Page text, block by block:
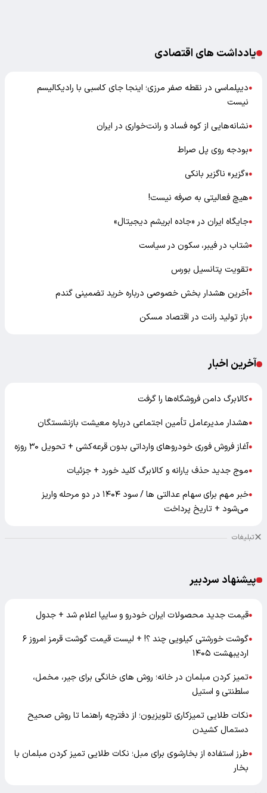
یادداشت های اقتصادی
●دیپلماسی در نقطه صفر مرزی؛ اینجا جای کاسبی با رادیکالیسم
نیست
●نشانه‌هایی از کوه فساد و رانت‌خواری در ایران
●بودجه روی پل صراط
●«گزیر» ناگزیر بانکی
●هیچ فعالیتی به صرفه نیست!
●جایگاه ایران در «جاده ابریشم دیجیتال»
●شتاب در فیبر، سکون در سیاست
●تقویت پتانسیل بورس
●آخرین هشدار بخش خصوصی درباره خرید تضمینی گندم
●باز تولید رانت در اقتصاد مسکن
آخرین اخبار
●کالابرگ دامن فروشگاه‌ها را گرفت
●هشدار مدیرعامل تأمین اجتماعی درباره معیشت بازنشستگان
●آغاز فروش فوری خودروهای وارداتی بدون قرعه‌کشی + تحویل ۳۰ روزه
●موج جدید حذف یارانه و کالابرگ کلید خورد + جزئیات
●
خبر مهم برای سهام عدالتی ها / سود ۱۴۰۴ در دو مرحله واریز
می‌شود + تاریخ پرداخت
تبلیغات
پیشنهاد سردبیر
●قیمت جدید محصولات ایران خودرو و سایپا اعلام شد + جدول
●
گوشت خورشتی کیلویی چند ؟! + لیست قیمت گوشت قرمز امروز ۶
اردیبهشت ۱۴۰۵
●تمیز کردن مبلمان در خانه؛ روش های خانگی برای جیر، مخمل،
سلطنتی و استیل
●نکات طلایی تمیزکاری تلویزیون؛ از دفترچه راهنما تا روش صحیح
دستمال کشیدن
●طرز استفاده از بخارشوی برای مبل؛ نکات طلایی تمیز کردن مبلمان با
بخار